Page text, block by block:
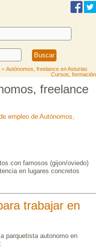
> Autónomos, freelance en Asturias
Cursos, formación
freelance
empleo de Autónomos,
con famosos (gijon/oviedo)
en lugares concretos
trabajar en
parquetista autonomo en